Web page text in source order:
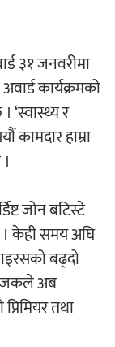
३१ जनवरीमा
कार्यक्रमको
‘स्वास्थ्य र
कामदार हाम्रा
जोन बटिस्टे
। केही समय अघि
बढ्दो
अब
तथा